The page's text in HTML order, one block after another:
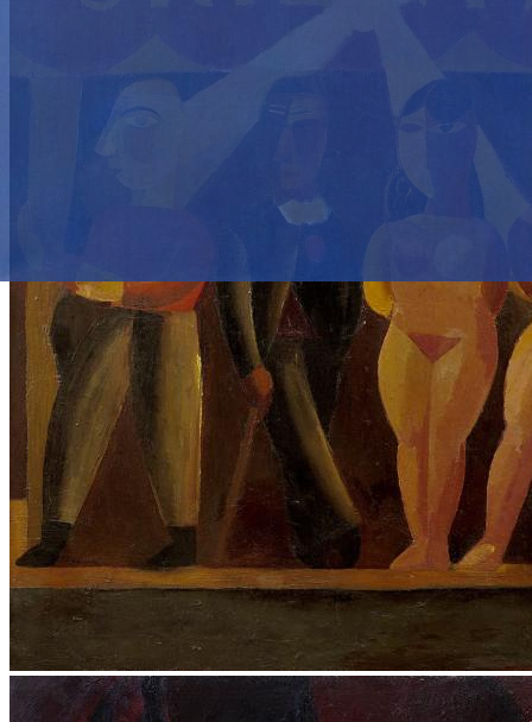
Réouverture le week-end du 19, 20 et 21
mars 2027 !
En savoir plus